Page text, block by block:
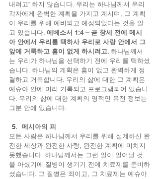
내려고” 하지 않습니다. 우리는 하나님께서 우리
각자에게 완벽한 계획을 가지고 계시며, 그 계획
이 우리를 위해 예비되고 예정되었다는 것을 알
고 있습니다. 에베소서 1:4 – 곧 창세 전에 메시
아 안에서 우리를 택하사 우리로 사랑 안에서 그
앞에 거룩하고 흠이 없게 하시려고. 하나님께서
는 우리가 하나님을 선택하기 전에 우리를 택하셨
습니다. 하나님의 계획은 흠이 없고 완벽하게 정
결하고 거룩합니다. 우리의 삶에 대한 그 계획은
예슈아 안에 미리 기록되고 프로그램되어 있습니
다. 우리의 삶에 대한 계획의 영적인 유전 정보는
그분 안에 있습니다.
메시아의 피
모든 사람은 하나님께서 우리를 위해 설계하신 완
전한 세상과 완전한 사랑, 완전한 계획에 미치지
못했습니다. 하나님께서는 그런 일이 일어날 것
을 아셨기에 질병이 생기기 전에 치료제를 준비하
셨습니다. 그 질병은 죄이고, 그 치료제는 예슈아